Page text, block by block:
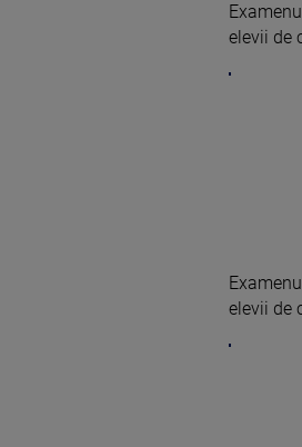
elevii de
elevii de